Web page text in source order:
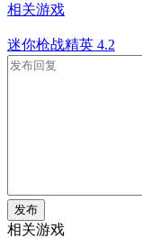
相关游戏
迷你枪战精英 4.2
发布
相关游戏